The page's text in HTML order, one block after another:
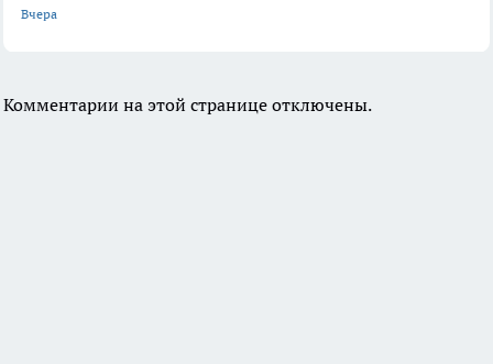
Вчера
Комментарии на этой странице отключены.